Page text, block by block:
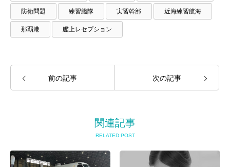
防衛問題 練習艦隊 実習幹部 近海練習航海
那覇港 艦上レセプション
前の記事 次の記事
関連記事
RELATED POST